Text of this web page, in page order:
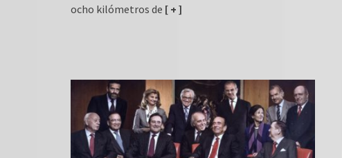
ocho kilómetros de [ + ]